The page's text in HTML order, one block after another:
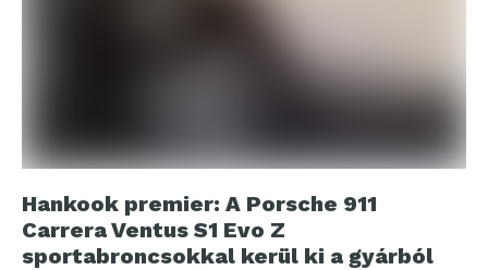
Hankook premier: A Porsche 911
Carrera Ventus S1 Evo Z
sportabroncsokkal kerül ki a gyárból